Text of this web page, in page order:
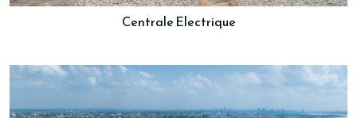
Centrale Electrique